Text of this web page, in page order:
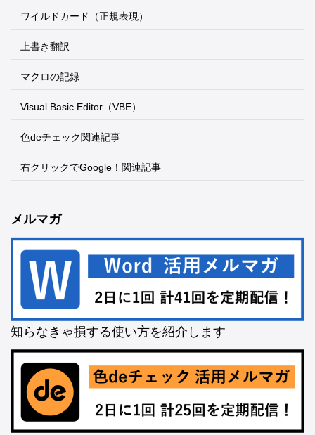
ワイルドカード（正規表現）
上書き翻訳
マクロの記録
Visual Basic Editor（VBE）
色deチェック関連記事
右クリックでGoogle！関連記事
メルマガ
知らなきゃ損する使い方を紹介します